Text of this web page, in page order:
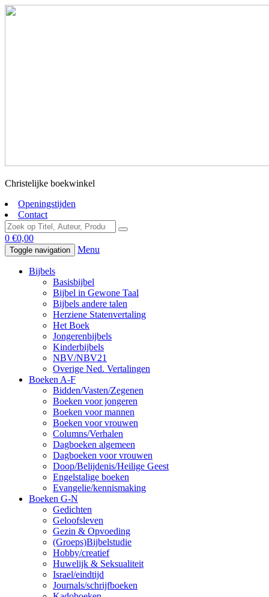
Christelijke boekwinkel
Openingstijden
Contact
0 €0,00
Toggle navigation Menu
Bijbels
Basisbijbel
Bijbel in Gewone Taal
Bijbels andere talen
Herziene Statenvertaling
Het Boek
Jongerenbijbels
Kinderbijbels
NBV/NBV21
Overige Ned. Vertalingen
Boeken A-F
Bidden/Vasten/Zegenen
Boeken voor jongeren
Boeken voor mannen
Boeken voor vrouwen
Columns/Verhalen
Dagboeken algemeen
Dagboeken voor vrouwen
Doop/Belijdenis/Heilige Geest
Engelstalige boeken
Evangelie/kennismaking
Boeken G-N
Gedichten
Geloofsleven
Gezin & Opvoeding
(Groeps)Bijbelstudie
Hobby/creatief
Huwelijk & Seksualiteit
Israel/eindtijd
Journals/schrijfboeken